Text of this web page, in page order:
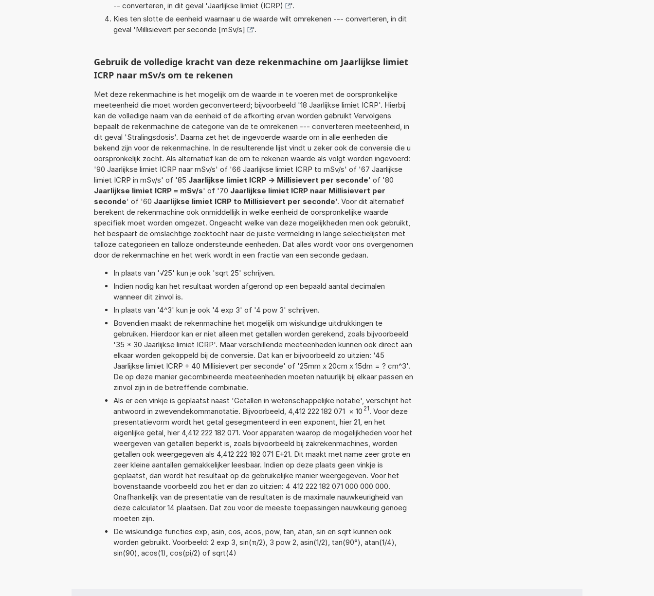
-- converteren, in dit geval 'Jaarlijkse limiet (ICRP)
'.
Kies ten slotte de eenheid waarnaar u de waarde wilt omrekenen --- converteren, in dit
geval 'Millisievert per seconde [mSv/s] '.
Gebruik de volledige kracht van deze rekenmachine om Jaarlijkse limiet
ICRP naar mSv/s om te rekenen
Met deze rekenmachine is het mogelijk om de waarde in te voeren met de oorspronkelijke
meeteenheid die moet worden geconverteerd; bijvoorbeeld '18 Jaarlijkse limiet ICRP'. Hierbij
kan de volledige naam van de eenheid of de afkorting ervan worden gebruikt Vervolgens
bepaalt de rekenmachine de categorie van de te omrekenen --- converteren meeteenheid, in
dit geval 'Stralingsdosis'. Daarna zet het de ingevoerde waarde om in alle eenheden die
bekend zijn voor de rekenmachine. In de resulterende lijst vindt u zeker ook de conversie die u
oorspronkelijk zocht. Als alternatief kan de om te rekenen waarde als volgt worden ingevoerd:
'90 Jaarlijkse limiet ICRP naar mSv/s' of '66 Jaarlijkse limiet ICRP to mSv/s' of '67 Jaarlijkse
limiet ICRP in mSv/s' of '85 Jaarlijkse limiet ICRP -> Millisievert per seconde' of '80
Jaarlijkse limiet ICRP = mSv/s' of '70 Jaarlijkse limiet ICRP naar Millisievert per
seconde' of '60 Jaarlijkse limiet ICRP to Millisievert per seconde'. Voor dit alternatief
berekent de rekenmachine ook onmiddellijk in welke eenheid de oorspronkelijke waarde
specifiek moet worden omgezet. Ongeacht welke van deze mogelijkheden men ook gebruikt,
het bespaart de omslachtige zoektocht naar de juiste vermelding in lange selectielijsten met
talloze categorieën en talloze ondersteunde eenheden. Dat alles wordt voor ons overgenomen
door de rekenmachine en het werk wordt in een fractie van een seconde gedaan.
In plaats van '√25' kun je ook 'sqrt 25' schrijven.
Indien nodig kan het resultaat worden afgerond op een bepaald aantal decimalen
wanneer dit zinvol is.
In plaats van '4^3' kun je ook '4 exp 3' of '4 pow 3' schrijven.
Bovendien maakt de rekenmachine het mogelijk om wiskundige uitdrukkingen te
gebruiken. Hierdoor kan er niet alleen met getallen worden gerekend, zoals bijvoorbeeld
'35 * 30 Jaarlijkse limiet ICRP'. Maar verschillende meeteenheden kunnen ook direct aan
elkaar worden gekoppeld bij de conversie. Dat kan er bijvoorbeeld zo uitzien: '45
Jaarlijkse limiet ICRP + 40 Millisievert per seconde' of '25mm x 20cm x 15dm = ? cm^3'.
De op deze manier gecombineerde meeteenheden moeten natuurlijk bij elkaar passen en
zinvol zijn in de betreffende combinatie.
Als er een vinkje is geplaatst naast 'Getallen in wetenschappelijke notatie', verschijnt het
antwoord in zwevendekommanotatie. Bijvoorbeeld, 4,412 222 182 071 × 10 21. Voor deze
presentatievorm wordt het getal gesegmenteerd in een exponent, hier 21, en het
eigenlijke getal, hier 4,412 222 182 071. Voor apparaten waarop de mogelijkheden voor het
weergeven van getallen beperkt is, zoals bijvoorbeeld bij zakrekenmachines, worden
getallen ook weergegeven als 4,412 222 182 071 E+21. Dit maakt met name zeer grote en
zeer kleine aantallen gemakkelijker leesbaar. Indien op deze plaats geen vinkje is
geplaatst, dan wordt het resultaat op de gebruikelijke manier weergegeven. Voor het
bovenstaande voorbeeld zou het er dan zo uitzien: 4 412 222 182 071 000 000 000.
Onafhankelijk van de presentatie van de resultaten is de maximale nauwkeurigheid van
deze calculator 14 plaatsen. Dat zou voor de meeste toepassingen nauwkeurig genoeg
moeten zijn.
De wiskundige functies exp, asin, cos, acos, pow, tan, atan, sin en sqrt kunnen ook
worden gebruikt. Voorbeeld: 2 exp 3, sin(π/2), 3 pow 2, asin(1/2), tan(90°), atan(1/4),
sin(90), acos(1), cos(pi/2) of sqrt(4)